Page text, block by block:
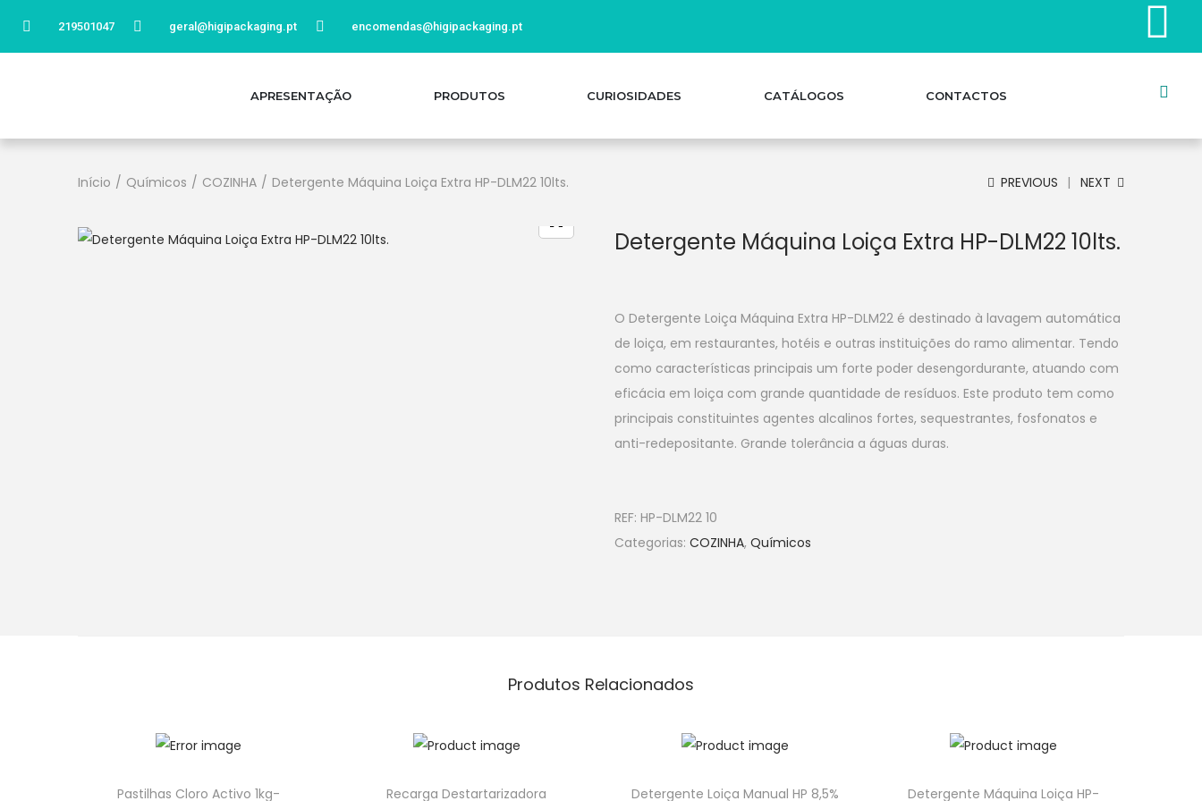
219501047 geral@higipackaging.pt encomendas@higipackaging.pt
APRESENTAÇÃO PRODUTOS CURIOSIDADES CATÁLOGOS CONTACTOS
Início / Químicos / COZINHA / Detergente Máquina Loiça Extra HP-DLM22 10lts. PREVIOUS NEXT
Detergente Máquina Loiça Extra HP-DLM22 10lts.
O Detergente Loiça Máquina Extra HP-DLM22 é destinado à lavagem automática
de loiça, em restaurantes, hotéis e outras instituições do ramo alimentar. Tendo
como características principais um forte poder desengordurante, atuando com
eficácia em loiça com grande quantidade de resíduos. Este produto tem como
principais constituintes agentes alcalinos fortes, sequestrantes, fosfonatos e
anti-redepositante. Grande tolerância a águas duras.
REF: HP-DLM22 10
Categorias: COZINHA, Químicos
Produtos Relacionados
Pastilhas Cloro Activo 1kg- Recarga Destartarizadora Detergente Loiça Manual HP 8,5% Detergente Máquina Loiça HP-